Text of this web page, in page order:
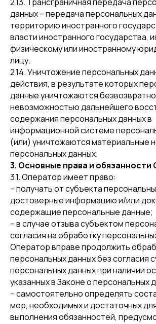
данных – передача персональных
территорию иностранного
власти иностранного государства,
физическому или иностранному
лицу.
2.14. Уничтожение персональных
действия, в результате которых
данные уничтожаются
невозможностью дальнейшего
содержания персональных данных в
информационной системе
(или) уничтожаются материальные
персональных данных.
3. Основные права и обязанности
3.1. Оператор имеет право:
– получать от субъекта
достоверные информацию и/или
содержащие персональные данные;
– в случае отзыва субъектом
согласия на обработку
Оператор вправе продолжить
персональных данных без согласия
персональных данных при наличии
указанных в Законе о персональных
– самостоятельно определять
мер, необходимых и достаточных
выполнения обязанностей,